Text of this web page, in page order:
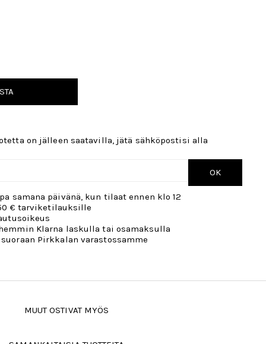
on jälleen saatavilla, jätä sähköpostisi alla
OK
samana päivänä, kun tilaat ennen klo 12
€ tarviketilauksille
Klarna laskulla tai osamaksulla
Pirkkalan varastossamme
MUUT OSTIVAT MYÖS